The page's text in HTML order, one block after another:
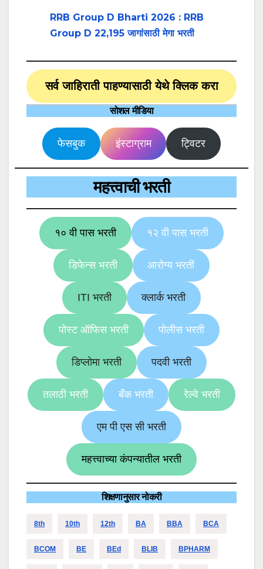
RRB Group D Bharti 2026 : RRB
Group D 22,195 जागांसाठी मेगा भरती
सर्व जाहिराती पाहण्यासाठी येथे क्लिक करा
सोशल मीडिया
फेसबुक इंस्टाग्राम ट्विटर
महत्त्वाची भरती
१० वी पास भरती १२ वी पास भरती
डिफेन्स भरती आरोग्य भरती
ITI भरती क्लार्क भरती
पोस्ट ऑफिस भरती पोलीस भरती
डिप्लोमा भरती पदवी भरती
तलाठी भरती बँक भरती रेल्वे भरती
एम पी एस सी भरती
महत्त्वाच्या कंपन्यातील भरती
शिक्षणानुसार नोकरी
8th 10th 12th BA BBA BCA
BCOM BE BEd BLIB BPHARM